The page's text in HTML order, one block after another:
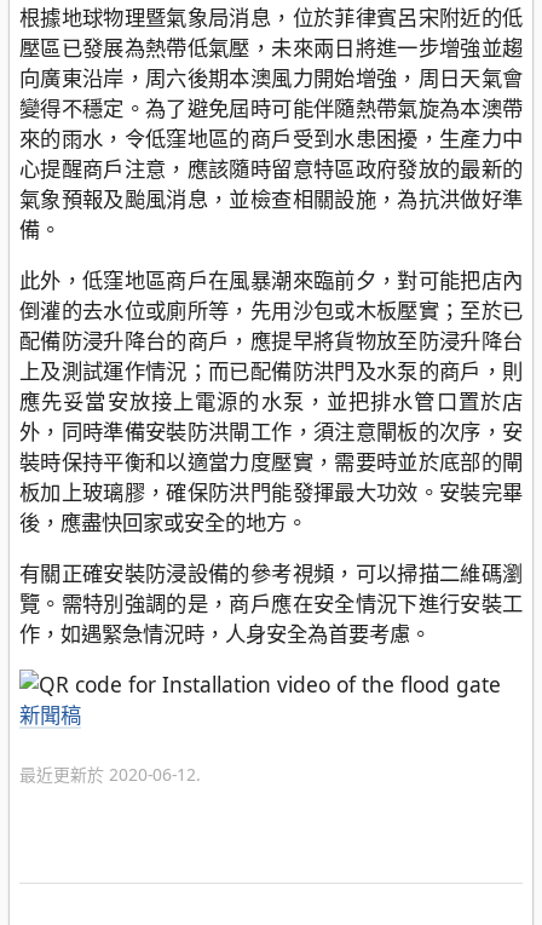
根據地球物理暨氣象局消息，位於菲律賓呂宋附近的低
壓區已發展為熱帶低氣壓，未來兩日將進一步增強並趨
向廣東沿岸，周六後期本澳風力開始增強，周日天氣會
變得不穩定。為了避免屆時可能伴隨熱帶氣旋為本澳帶
來的雨水，令低窪地區的商戶受到水患困擾，生產力中
心提醒商戶注意，應該隨時留意特區政府發放的最新的
氣象預報及颱風消息，並檢查相關設施，為抗洪做好準
備。
此外，低窪地區商戶在風暴潮來臨前夕，對可能把店內
倒灌的去水位或廁所等，先用沙包或木板壓實；至於已
配備防浸升降台的商戶，應提早將貨物放至防浸升降台
上及測試運作情況；而已配備防洪門及水泵的商戶，則
應先妥當安放接上電源的水泵，並把排水管口置於店
外，同時準備安裝防洪閘工作，須注意閘板的次序，安
裝時保持平衡和以適當力度壓實，需要時並於底部的閘
板加上玻璃膠，確保防洪門能發揮最大功效。安裝完畢
後，應盡快回家或安全的地方。
有關正確安裝防浸設備的參考視頻，可以掃描二維碼瀏
覽。需特別強調的是，商戶應在安全情況下進行安裝工
作，如遇緊急情況時，人身安全為首要考慮。
分
新聞稿
最近更新於 2020-06-12.